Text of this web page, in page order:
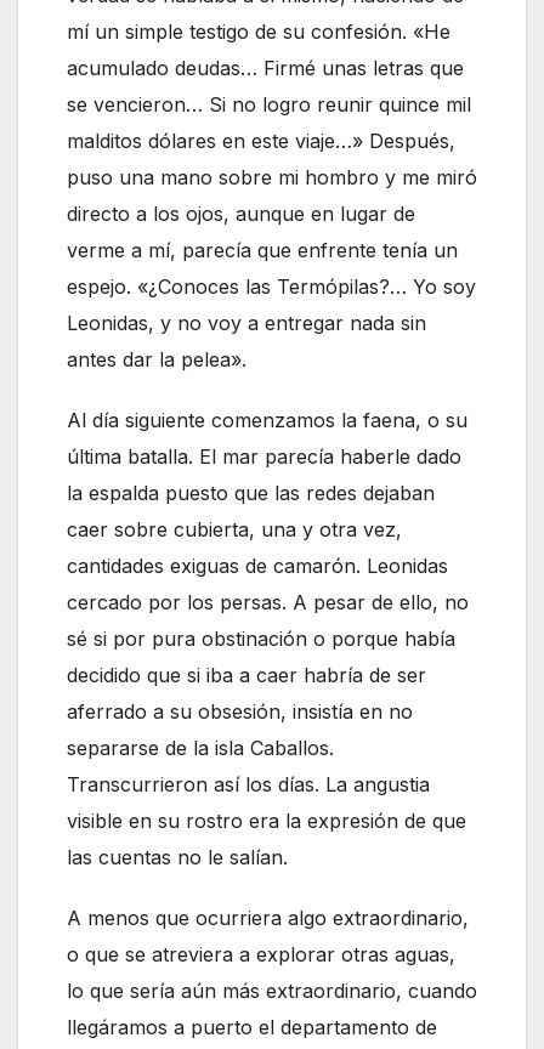
mí un simple testigo de su confesión. «He
acumulado deudas… Firmé unas letras que
se vencieron… Si no logro reunir quince mil
malditos dólares en este viaje…» Después,
puso una mano sobre mi hombro y me miró
directo a los ojos, aunque en lugar de
verme a mí, parecía que enfrente tenía un
espejo. «¿Conoces las Termópilas?… Yo soy
Leonidas, y no voy a entregar nada sin
antes dar la pelea».
Al día siguiente comenzamos la faena, o su
última batalla. El mar parecía haberle dado
la espalda puesto que las redes dejaban
caer sobre cubierta, una y otra vez,
cantidades exiguas de camarón. Leonidas
cercado por los persas. A pesar de ello, no
sé si por pura obstinación o porque había
decidido que si iba a caer habría de ser
aferrado a su obsesión, insistía en no
separarse de la isla Caballos.
Transcurrieron así los días. La angustia
visible en su rostro era la expresión de que
las cuentas no le salían.
A menos que ocurriera algo extraordinario,
o que se atreviera a explorar otras aguas,
lo que sería aún más extraordinario, cuando
llegáramos a puerto el departamento de